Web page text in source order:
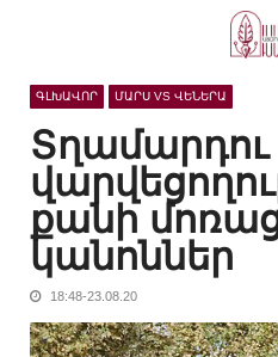
ԳԼԽԱՎՈՐ ՄԱՐՍ VS ՎԵՆԵՐԱ
Տղամարդու
քանի
կանոններ
18:48-23.08.20